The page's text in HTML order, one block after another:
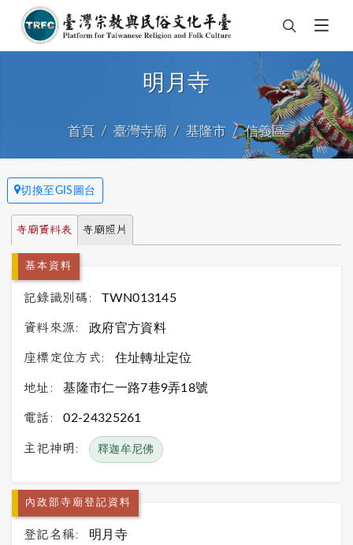
明月寺
首頁 臺灣寺廟 基隆市 信義區
切換至GIS圖台
寺廟資料表 寺廟照片
基本資料
記錄識別碼: TWN013145
資料來源: 政府官方資料
座標定位方式: 住址轉址定位
地址: 基隆市仁一路7巷9弄18號
電話: 02-24325261
主祀神明: 釋迦牟尼佛
內政部寺廟登記資料
登記名稱: 明月寺